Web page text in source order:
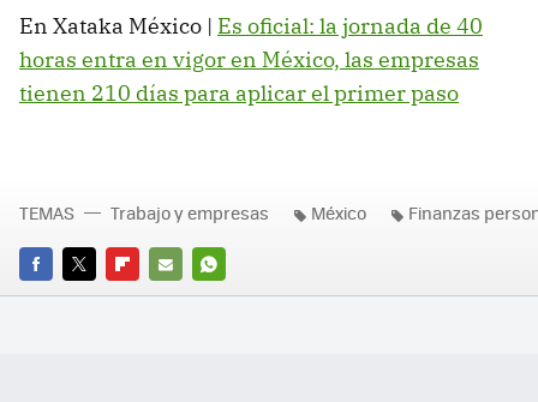
En Xataka México | Es oficial: la jornada de 40
horas entra en vigor en México, las empresas
tienen 210 días para aplicar el primer paso
FACEBOOK
TWITTERFLIPBOARD
E-
WHATSAPP
TEMAS Trabajo y empresas México Finanzas